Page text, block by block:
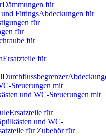
Dämmungen für
FittingsAbdeckungen für
für
für
für
Ersatzteile für
Durchflussbegrenzer
Steuerungen mit
und WC-Steuerungen mit
Ersatzteile für
und WC-
für Zubehör für